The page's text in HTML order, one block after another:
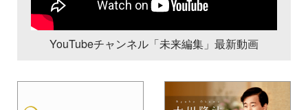
YouTubeチャンネル「未来編集」最新動画